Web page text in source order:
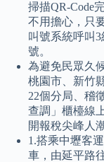
掃描QR-Code
不用擔心，只
叫號系統呼叫
號。
為避免民眾久
桃園市、新竹
22個分局、稽
查調」櫃檯線
開報稅尖峰人
1.搭乘中壢客
車，由延平路